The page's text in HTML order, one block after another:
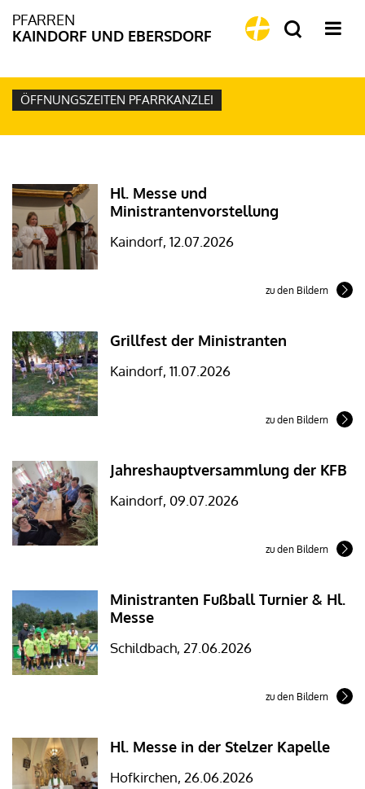
PFARREN
KAINDORF UND EBERSDORF
ÖFFNUNGSZEITEN PFARRKANZLEI
Hl. Messe und
Ministrantenvorstellung
Kaindorf, 12.07.2026
zu den Bildern
Grillfest der Ministranten
Kaindorf, 11.07.2026
zu den Bildern
Jahreshauptversammlung der KFB
Kaindorf, 09.07.2026
zu den Bildern
Ministranten Fußball Turnier & Hl.
Messe
Schildbach, 27.06.2026
zu den Bildern
Hl. Messe in der Stelzer Kapelle
Hofkirchen, 26.06.2026